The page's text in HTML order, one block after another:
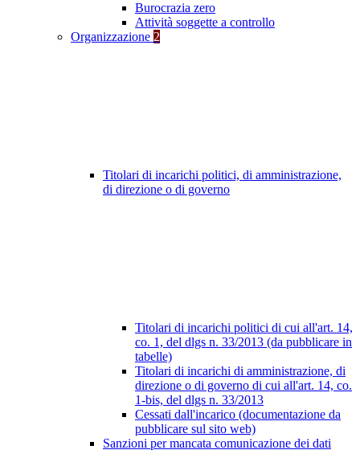
Burocrazia zero
Attività soggette a controllo
Organizzazione 2
Titolari di incarichi politici, di amministrazione,
di direzione o di governo
Titolari di incarichi politici di cui all'art. 14,
co. 1, del dlgs n. 33/2013 (da pubblicare in
tabelle)
Titolari di incarichi di amministrazione, di
direzione o di governo di cui all'art. 14, co.
1-bis, del dlgs n. 33/2013
Cessati dall'incarico (documentazione da
pubblicare sul sito web)
Sanzioni per mancata comunicazione dei dati